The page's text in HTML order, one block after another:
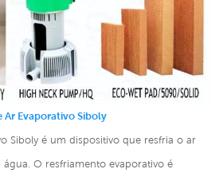
Ar Evaporativo Siboly
Siboly é um dispositivo que resfria o ar
água. O resfriamento evaporativo é